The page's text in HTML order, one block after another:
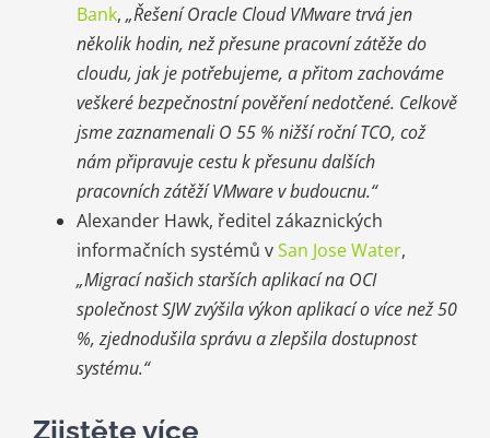
Bank, „Řešení Oracle Cloud VMware trvá jen
několik hodin, než přesune pracovní zátěže do
cloudu, jak je potřebujeme, a přitom zachováme
veškeré bezpečnostní pověření nedotčené. Celkově
jsme zaznamenali O 55 % nižší roční TCO, což
nám připravuje cestu k přesunu dalších
pracovních zátěží VMware v budoucnu.“
Alexander Hawk, ředitel zákaznických
informačních systémů vSan Jose Water,
„Migrací našich starších aplikací na OCI
společnost SJW zvýšila výkon aplikací o více než 50
%, zjednodušila správu a zlepšila dostupnost
systému.“
Zjistěte více